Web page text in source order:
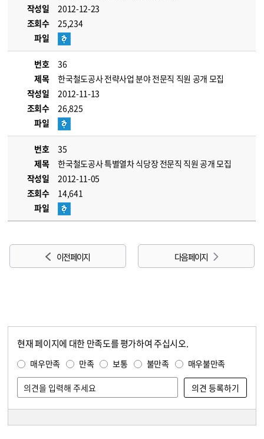
작성일
2012-12-23
조회수
25,234
파일
번호
36
제목
한국철도공사 전략사업 분야 전문직 직원 공개 모집
작성일
2012-11-13
조회수
26,825
파일
번호
35
제목
한국철도공사 특별열차 식당장 전문직 직원 공개 모집
작성일
2012-11-05
조회수
14,641
파일
이전 페이지 다음 페이지
현재 페이지에 대한 만족도를 평가하여 주십시오.
매우만족 만족 보통 불만족 매우불만족